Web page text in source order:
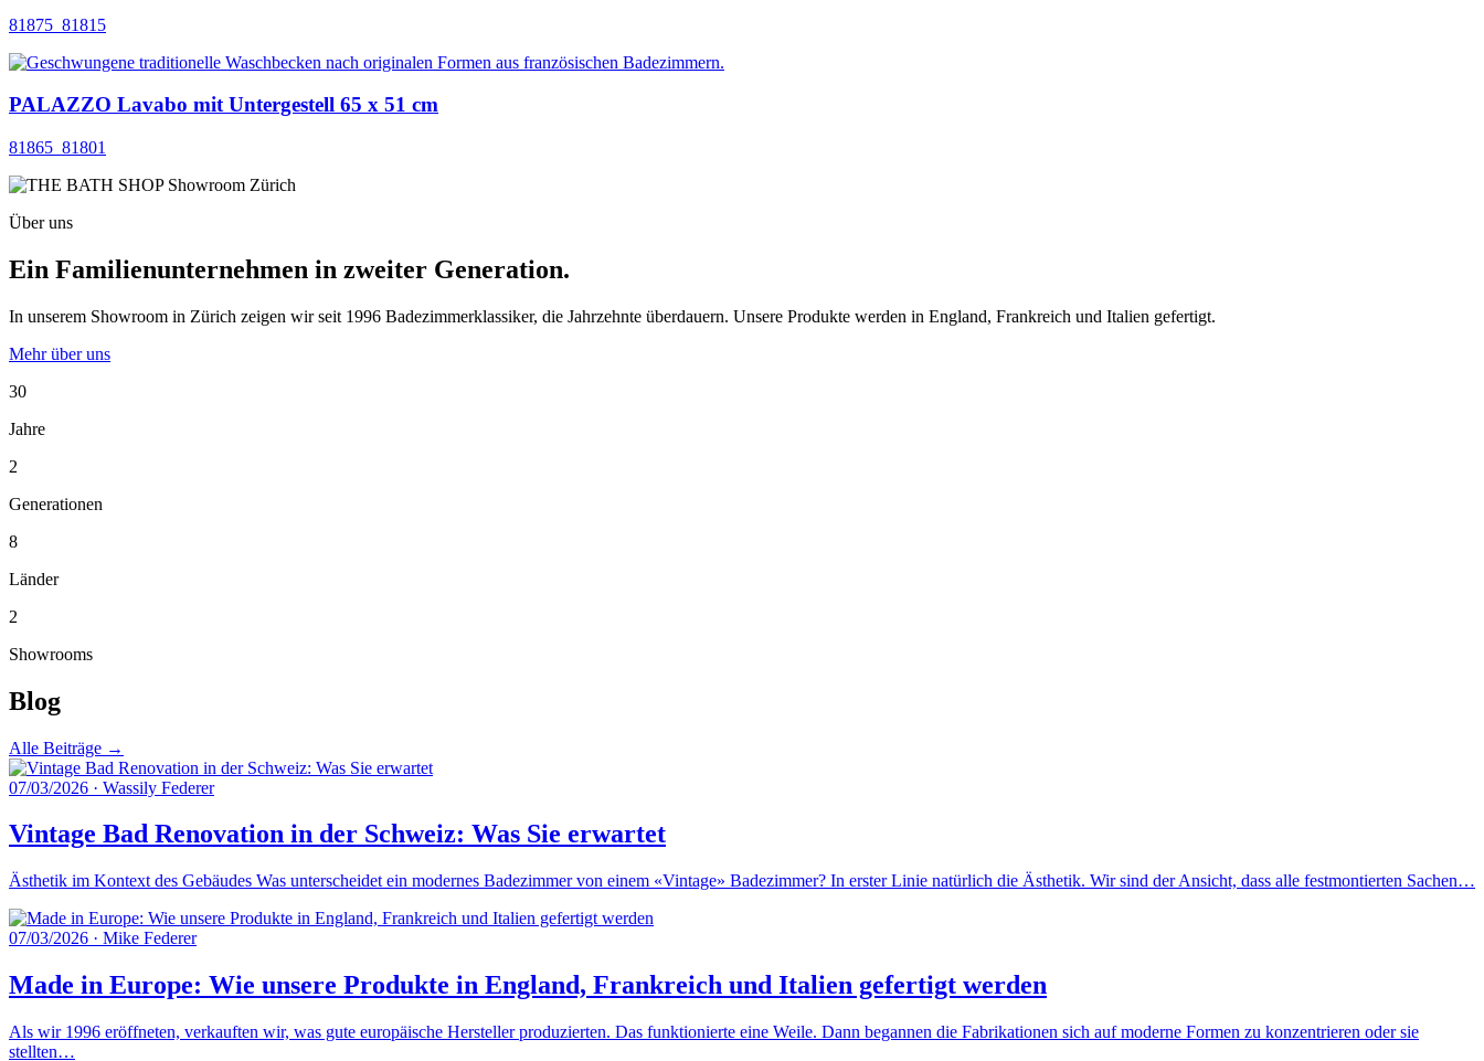
81875_81815
PALAZZO Lavabo mit Untergestell 65 x 51 cm
81865_81801
Über uns
Ein Familienunternehmen in zweiter Generation.
In unserem Showroom in Zürich zeigen wir seit 1996 Badezimmerklassiker, die Jahrzehnte überdauern. Unsere Produkte werden in England, Frankreich und Italien gefertigt.
Mehr über uns
30
Jahre
2
Generationen
8
Länder
2
Showrooms
Blog
Alle Beiträge →
07/03/2026 · Wassily Federer
Vintage Bad Renovation in der Schweiz: Was Sie erwartet
Ästhetik im Kontext des Gebäudes Was unterscheidet ein modernes Badezimmer von einem «Vintage» Badezimmer? In erster Linie natürlich die Ästhetik. Wir sind der Ansicht, dass alle festmontierten Sachen…
07/03/2026 · Mike Federer
Made in Europe: Wie unsere Produkte in England, Frankreich und Italien gefertigt werden
Als wir 1996 eröffneten, verkauften wir, was gute europäische Hersteller produzierten. Das funktionierte eine Weile. Dann begannen die Fabrikationen sich auf moderne Formen zu konzentrieren oder sie
stellten…